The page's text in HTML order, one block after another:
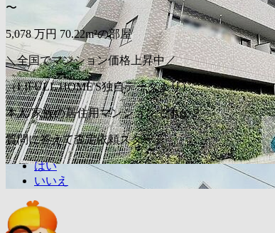
〜
5,078 万円 70.22m²の部屋
＼全国でマンション価格上昇中／
（LIFULL HOME'S独自データより）
本人/家族の居住用マンションですか？
質問に答えて査定依頼スタート
はい
いいえ